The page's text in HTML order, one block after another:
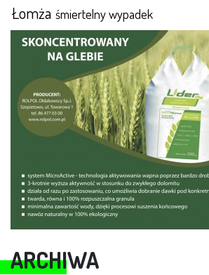
Łomża śmiertelny wypadek
ARCHIWA